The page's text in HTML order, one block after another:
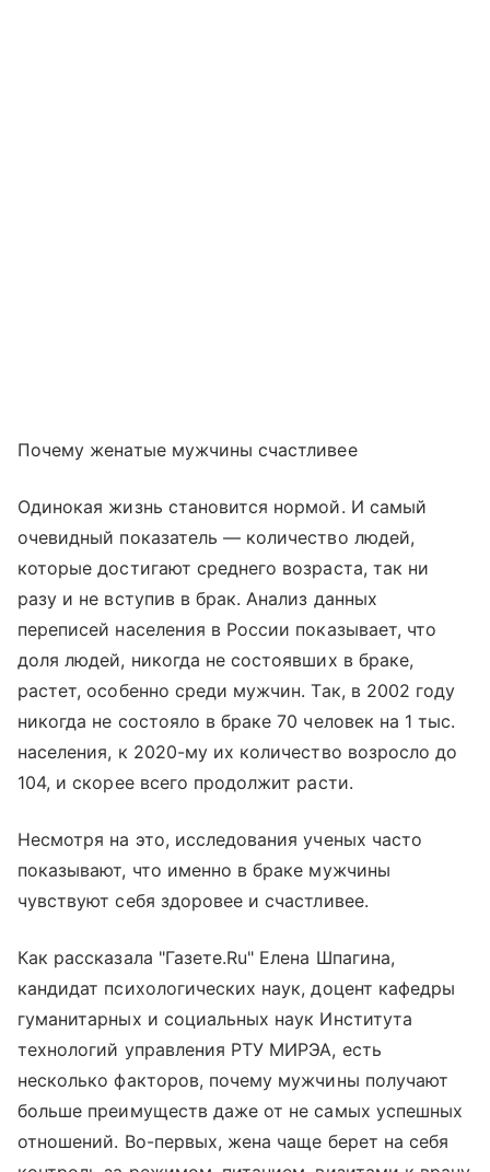
Почему женатые мужчины счастливее
Одинокая жизнь становится нормой. И самый
очевидный показатель — количество людей,
которые достигают среднего возраста, так ни
разу и не вступив в брак. Анализ данных
переписей населения в России показывает, что
доля людей, никогда не состоявших в браке,
растет, особенно среди мужчин. Так, в 2002 году
никогда не состояло в браке 70 человек на 1 тыс.
населения, к 2020-му их количество возросло до
104, и скорее всего продолжит расти.
Несмотря на это, исследования ученых часто
показывают, что именно в браке мужчины
чувствуют себя здоровее и счастливее.
Как рассказала "Газете.Ru" Елена Шпагина,
кандидат психологических наук, доцент кафедры
гуманитарных и социальных наук Института
технологий управления РТУ МИРЭА, есть
несколько факторов, почему мужчины получают
больше преимуществ даже от не самых успешных
отношений. Во-первых, жена чаще берет на себя